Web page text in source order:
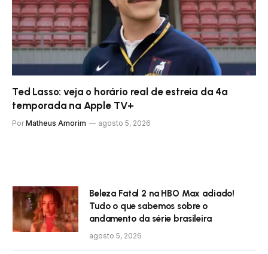
Ted Lasso: veja o horário real de estreia da 4ª
temporada na Apple TV+
Por Matheus Amorim agosto 5, 2026
Beleza Fatal 2 na HBO Max adiado!
Tudo o que sabemos sobre o
andamento da série brasileira
agosto 5, 2026